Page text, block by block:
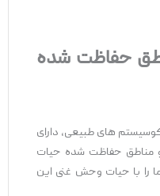
حفاظت ‌شده
‌های طبیعی، دارای
مناطق حفاظت ‌شده حیات
با حیات وحش غنی این